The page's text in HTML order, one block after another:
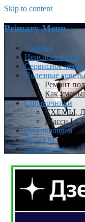
Skip to content
Primary Menu
Главная
Неисправности
Сервисное меню
Полезные советы
Ремонт
Как
Справочники
СХЕМЫ,
Шасси
Начинающим
ФОРУМ
Литература